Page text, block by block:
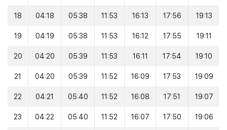
18 04:18 05:38 11:53 16:13 17:56 19:13
19 04:19 05:38 11:53 16:12 17:55 19:11
20 04:20 05:39 11:53 16:11 17:54 19:10
21 04:20 05:39 11:52 16:09 17:53 19:09
22 04:21 05:40 11:52 16:08 17:51 19:07
23 04:22 05:40 11:52 16:07 17:50 19:06